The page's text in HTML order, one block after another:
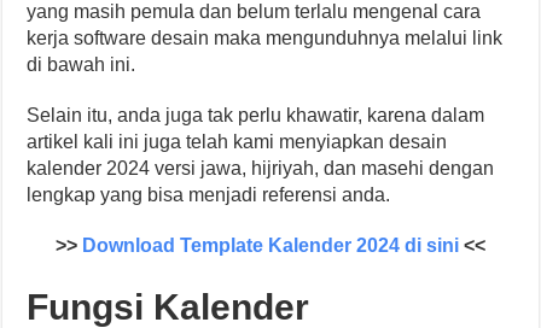
yang masih pemula dan belum terlalu mengenal cara
kerja software desain maka mengunduhnya melalui link
di bawah ini.
Selain itu, anda juga tak perlu khawatir, karena dalam
artikel kali ini juga telah kami menyiapkan desain
kalender 2024 versi jawa, hijriyah, dan masehi dengan
lengkap yang bisa menjadi referensi anda.
>> Download Template Kalender 2024 di sini<<
Fungsi Kalender